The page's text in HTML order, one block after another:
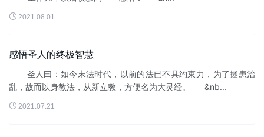
 2021.08.01
感悟圣人的终极智慧
圣人曰：如今末法时代，以前的法已不具约束力，为了拯患治
乱，故而以身教法，从新立教，方便名为大灵经。 &nb...
 2021.07.21